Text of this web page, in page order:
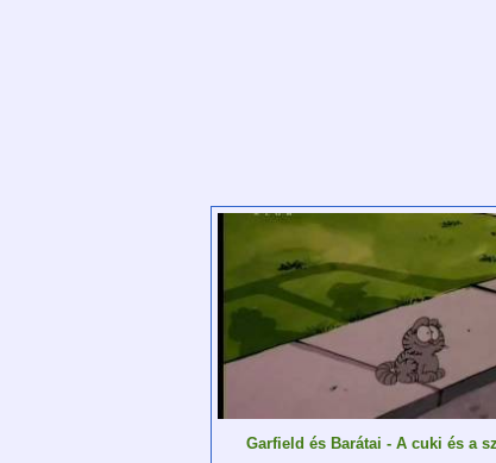
Garfield és Barátai - A cuki és a